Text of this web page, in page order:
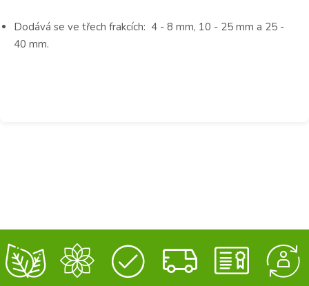
Dodává se ve třech frakcích: 4 - 8 mm, 10 - 25 mm a 25 -
40 mm.